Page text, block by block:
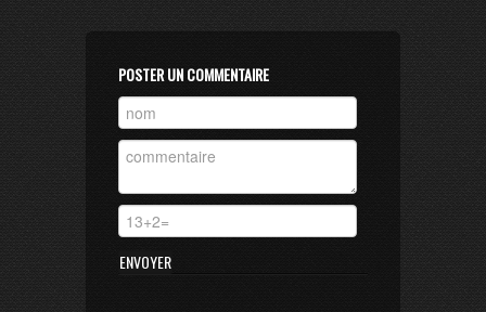
POSTER UN COMMENTAIRE